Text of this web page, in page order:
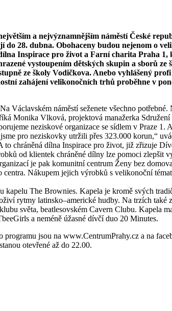
a nejvýznamnějším náměstí České
28. dubna. Obohaceny budou nejenom o
Inspirace pro život a Farní charita Praha
vystoupením dětských skupin a sborů
ze školy Vodičkova. Anebo vyhlášený
zahájení velikonočních trhů proběhne v
Václavském náměstí seženete všechno
Monika Vlková, projektová manažerka
neziskové organizace se sídlem v Praze
pro neziskovky utržili přes 323.000 korun,“
chráněná dílna Inspirace pro život, již zřizuje
od klientek chráněné dílny lze pomoci zlepšit
je pak komunitní centrum Ženy bez
Nákupem jejich výrobků s velikonoční
The Brownies. Kapela je kromě svých
rytmy latinsko–americké hudby. Na trzích
světa, beatlesovském Cavern Clubu. Kapela
a neméně úžasné dívčí duo 20 Minutes.
jsou na www.CentrumPrahy.cz a na
otevřené až do 22.00.